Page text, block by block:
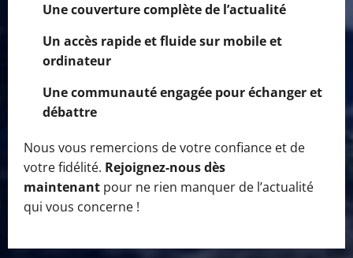
Une couverture complète de l’actualité
Un accès rapide et fluide sur mobile et
ordinateur
Une communauté engagée pour échanger et
débattre
Nous vous remercions de votre confiance et de
votre fidélité. Rejoignez-nous dès
maintenant pour ne rien manquer de l’actualité
qui vous concerne !